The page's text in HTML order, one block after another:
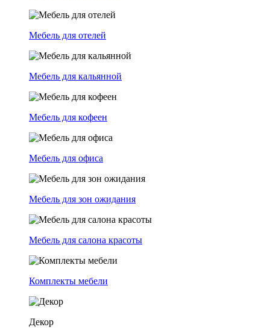
Мебель для отелей
Мебель для кальянной
Мебель для кофеен
Мебель для офиса
Мебель для зон ожидания
Мебель для салона красоты
Комплекты мебели
Декор